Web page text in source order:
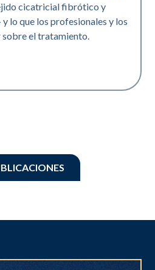
cicatricial fibrótico y
lo que los profesionales y los
sobre el tratamiento.